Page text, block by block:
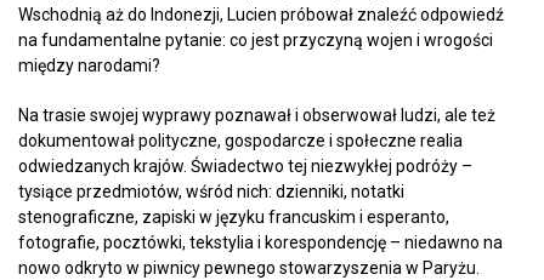
Wschodnią aż do Indonezji, Lucien próbował znaleźć odpowiedź
na fundamentalne pytanie: co jest przyczyną wojen i wrogości
między narodami?
Na trasie swojej wyprawy poznawał i obserwował ludzi, ale też
dokumentował polityczne, gospodarcze i społeczne realia
odwiedzanych krajów. Świadectwo tej niezwykłej podróży –
tysiące przedmiotów, wśród nich: dzienniki, notatki
stenograficzne, zapiski w języku francuskim i esperanto,
fotografie, pocztówki, tekstylia i korespondencję – niedawno na
nowo odkryto w piwnicy pewnego stowarzyszenia w Paryżu.